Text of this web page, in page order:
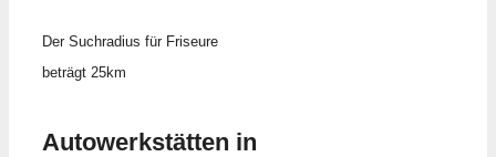
Der Suchradius für Friseure
beträgt 25km
Autowerkstätten in